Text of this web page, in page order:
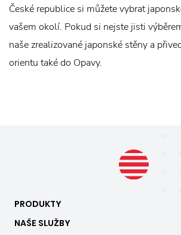
České republice si můžete vybrat
vašem okolí. Pokud si nejste jisti
naše zrealizované japonské stěny a
orientu také do Opavy.
PRODUKTY
NAŠE SLUŽBY